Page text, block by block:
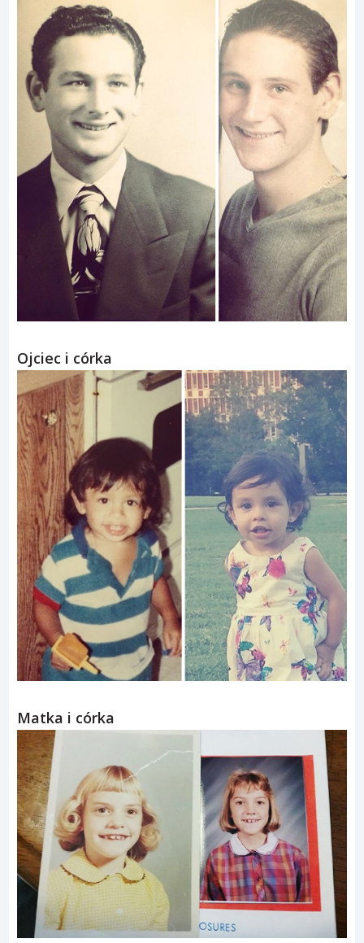
Ojciec i córka
Matka i córka